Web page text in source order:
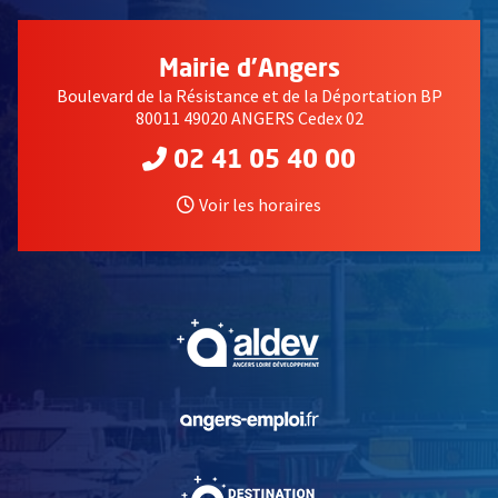
Mairie d'Angers
Boulevard de la Résistance et de la Déportation BP
80011 49020 ANGERS Cedex 02
02 41 05 40 00
Voir les horaires
, Ouvre une nouvelle